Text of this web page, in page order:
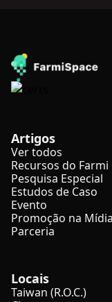
Artigos
Ver todos
Recursos do Farmi
Pesquisa Especial
Estudos de Caso
Evento
Promoção na Mídia
Parceria
Locais
Taiwan (R.O.C.)